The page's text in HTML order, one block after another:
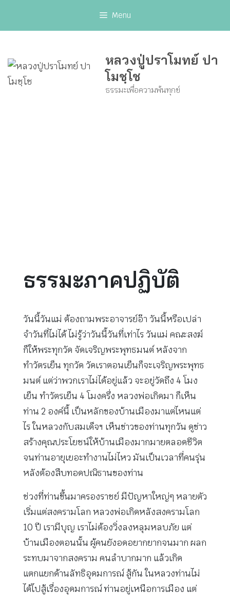
Menu
หลวงปู่ปราโมทย์ ปา
โมชฺโช
ธรรมะเพื่อความพ้นทุกข์
ธรรมะภาคปฏิบัติ
วันนี้วันแม่ ต้องถามพระอาจารย์อ๊า วันนี้หรือเปล่า
จำวันที่ไม่ได้ ไม่รู้ว่าวันนี้วันที่เท่าไร วันแม่ คณะสงฆ์
ก็ให้พระทุกวัด จัดเจริญพระพุทธมนต์ หลังจาก
ทำวัตรเย็น ทุกวัด วัดเราตอนเย็นก็จะเจริญพระพุทธ
มนต์ แต่ว่าพวกเราไม่ได้อยู่แล้ว จะอยู่วัดถึง 4 โมง
เย็น ทำวัตรเย็น 4 โมงครึ่ง หลวงพ่อเกิดมา ก็เห็น
ท่าน 2 องค์นี้ เป็นหลักของบ้านเมืองมาแต่ไหนแต่
ไร ในหลวงกับสมเด็จฯ เห็นข่าวของท่านทุกวัน ดูข่าว
สร้างคุณประโยชน์ให้บ้านเมืองมากมายตลอดชีวิต
จนท่านอายุเยอะทำงานไม่ไหว มันเป็นเวลาที่คนรุ่น
หลังต้องสืบทอดปณิธานของท่าน
ช่วงที่ท่านขึ้นมาครองราชย์ มีปัญหาใหญ่ๆ หลายตัว
เริ่มแต่สงครามโลก หลวงพ่อเกิดหลังสงครามโลก
10 ปี เรามีบุญ เราไม่ต้องวิ่งลงหลุมหลบภัย แต่
บ้านเมืองตอนนั้น ผู้คนยังอดอยากยากจนมาก ผลก
ระทบมาจากสงคราม คนลำบากมาก แล้วเกิด
แตกแยกด้านลัทธิอุดมการณ์ สู้กัน ในหลวงท่านไม่
ได้ไปสู้เรื่องอุดมการณ์ ท่านอยู่เหนือการเมือง แต่